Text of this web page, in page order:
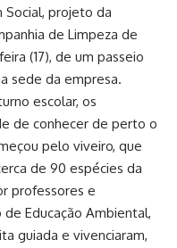
Social, projeto da
de Limpeza de
(17), de um passeio
sede da empresa.
escolar, os
de conhecer de perto o
pelo viveiro, que
de 90 espécies da
professores e
Educação Ambiental,
guiada e vivenciaram,